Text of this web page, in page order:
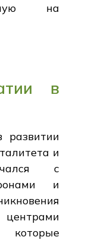
на
в
и
с
и
которые